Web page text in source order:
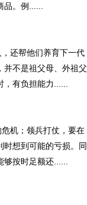
品。例......
还帮他们养育下一代
并不是祖父母、外祖父
，有负担能力......
机；领兵打仗，要在
时想到可能的亏损。同
够按时足额还......